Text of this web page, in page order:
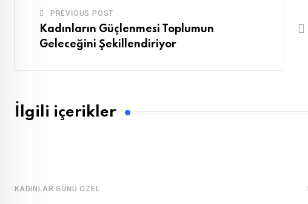
PREVIOUS POST
Kadınların Güçlenmesi Toplumun
Geleceğini Şekillendiriyor
İlgili içerikler
KADINLAR GÜNÜ ÖZEL